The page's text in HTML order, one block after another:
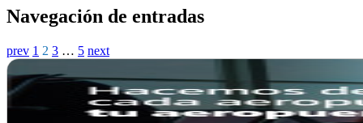
Navegación de entradas
prev 1 2 3 … 5 next